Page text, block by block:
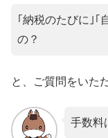
｢納税のたびに｣｢
の？
と、ご質問をいた
手数料